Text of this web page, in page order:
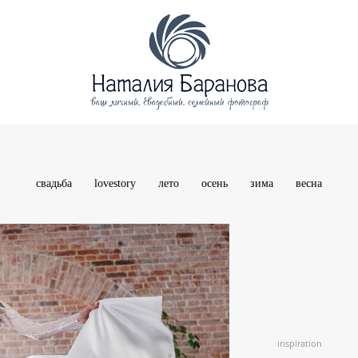
свадьба lovestory лето осень зима весна
inspiration